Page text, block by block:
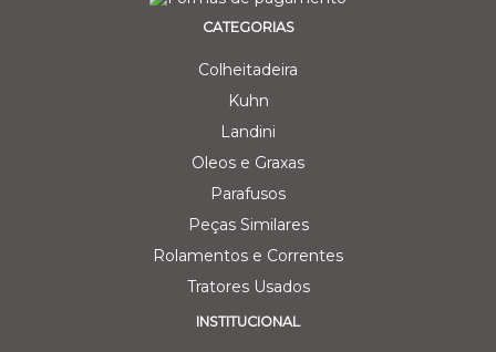
CATEGORIAS
Colheitadeira
Kuhn
Landini
Oleos e Graxas
Parafusos
Peças Similares
Rolamentos e Correntes
Tratores Usados
INSTITUCIONAL